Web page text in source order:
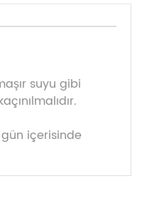
suyu gibi
gün içerisinde